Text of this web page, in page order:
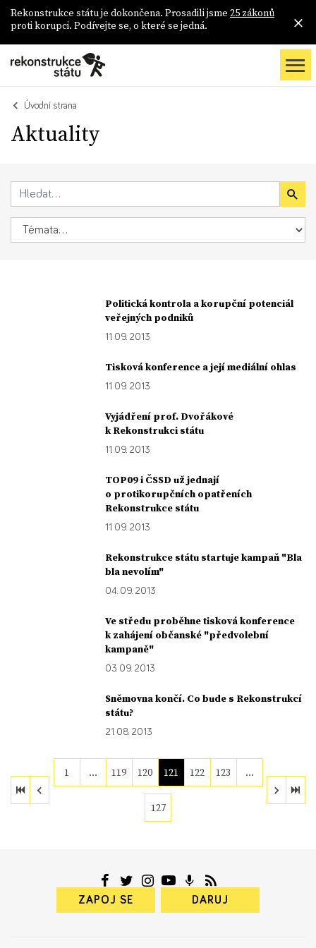
Rekonstrukce státu je dokončena. Prosadili jsme 25 zákonů
proti korupci. Podívejte se, o které se jedná.
Úvodní strana
Aktuality
Politická kontrola a korupční potenciál
veřejných podniků
11. 09. 2013
Tisková konference a její mediální ohlas
11. 09. 2013
Vyjádření prof. Dvořákové
k Rekonstrukci státu
11. 09. 2013
TOP09 i ČSSD už jednají
o protikorupčních opatřeních
Rekonstrukce státu
11. 09. 2013
Rekonstrukce státu startuje kampaň "Bla
bla nevolím"
04. 09. 2013
Ve středu proběhne tisková konference
k zahájení občanské "předvolební
kampaně"
03. 09. 2013
Sněmovna končí. Co bude s Rekonstrukcí
státu?
21. 08. 2013
1 … 119 120 121 122 123 …
127
ZAPOJ SE DARUJ